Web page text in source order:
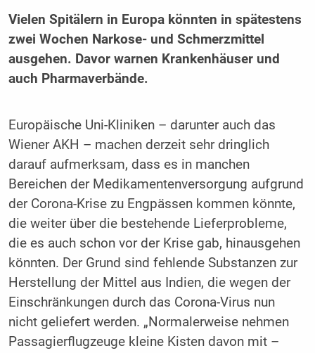
Vielen Spitälern in Europa könnten in spätestens
zwei Wochen Narkose- und Schmerzmittel
ausgehen. Davor warnen Krankenhäuser und
auch Pharmaverbände.
Europäische Uni-Kliniken – darunter auch das
Wiener AKH – machen derzeit sehr dringlich
darauf aufmerksam, dass es in manchen
Bereichen der Medikamentenversorgung aufgrund
der Corona-Krise zu Engpässen kommen könnte,
die weiter über die bestehende Lieferprobleme,
die es auch schon vor der Krise gab, hinausgehen
könnten. Der Grund sind fehlende Substanzen zur
Herstellung der Mittel aus Indien, die wegen der
Einschränkungen durch das Corona-Virus nun
nicht geliefert werden. „Normalerweise nehmen
Passagierflugzeuge kleine Kisten davon mit –